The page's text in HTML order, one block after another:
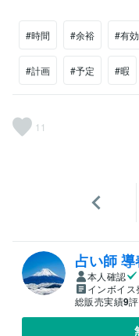
#時間 #余裕 #有
#計画 #予定 #暇
11
占い師 導
本人確認
インボイ
総販売実績9